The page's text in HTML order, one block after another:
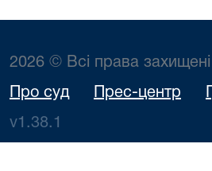
2026 © Всі права захищені
Про суд Прес-центр
v1.38.1